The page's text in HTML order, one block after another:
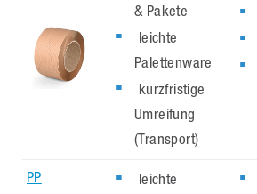
& Pakete
leichte
Palettenware
kurzfristige
Umreifung
(Transport)
PP
leichte